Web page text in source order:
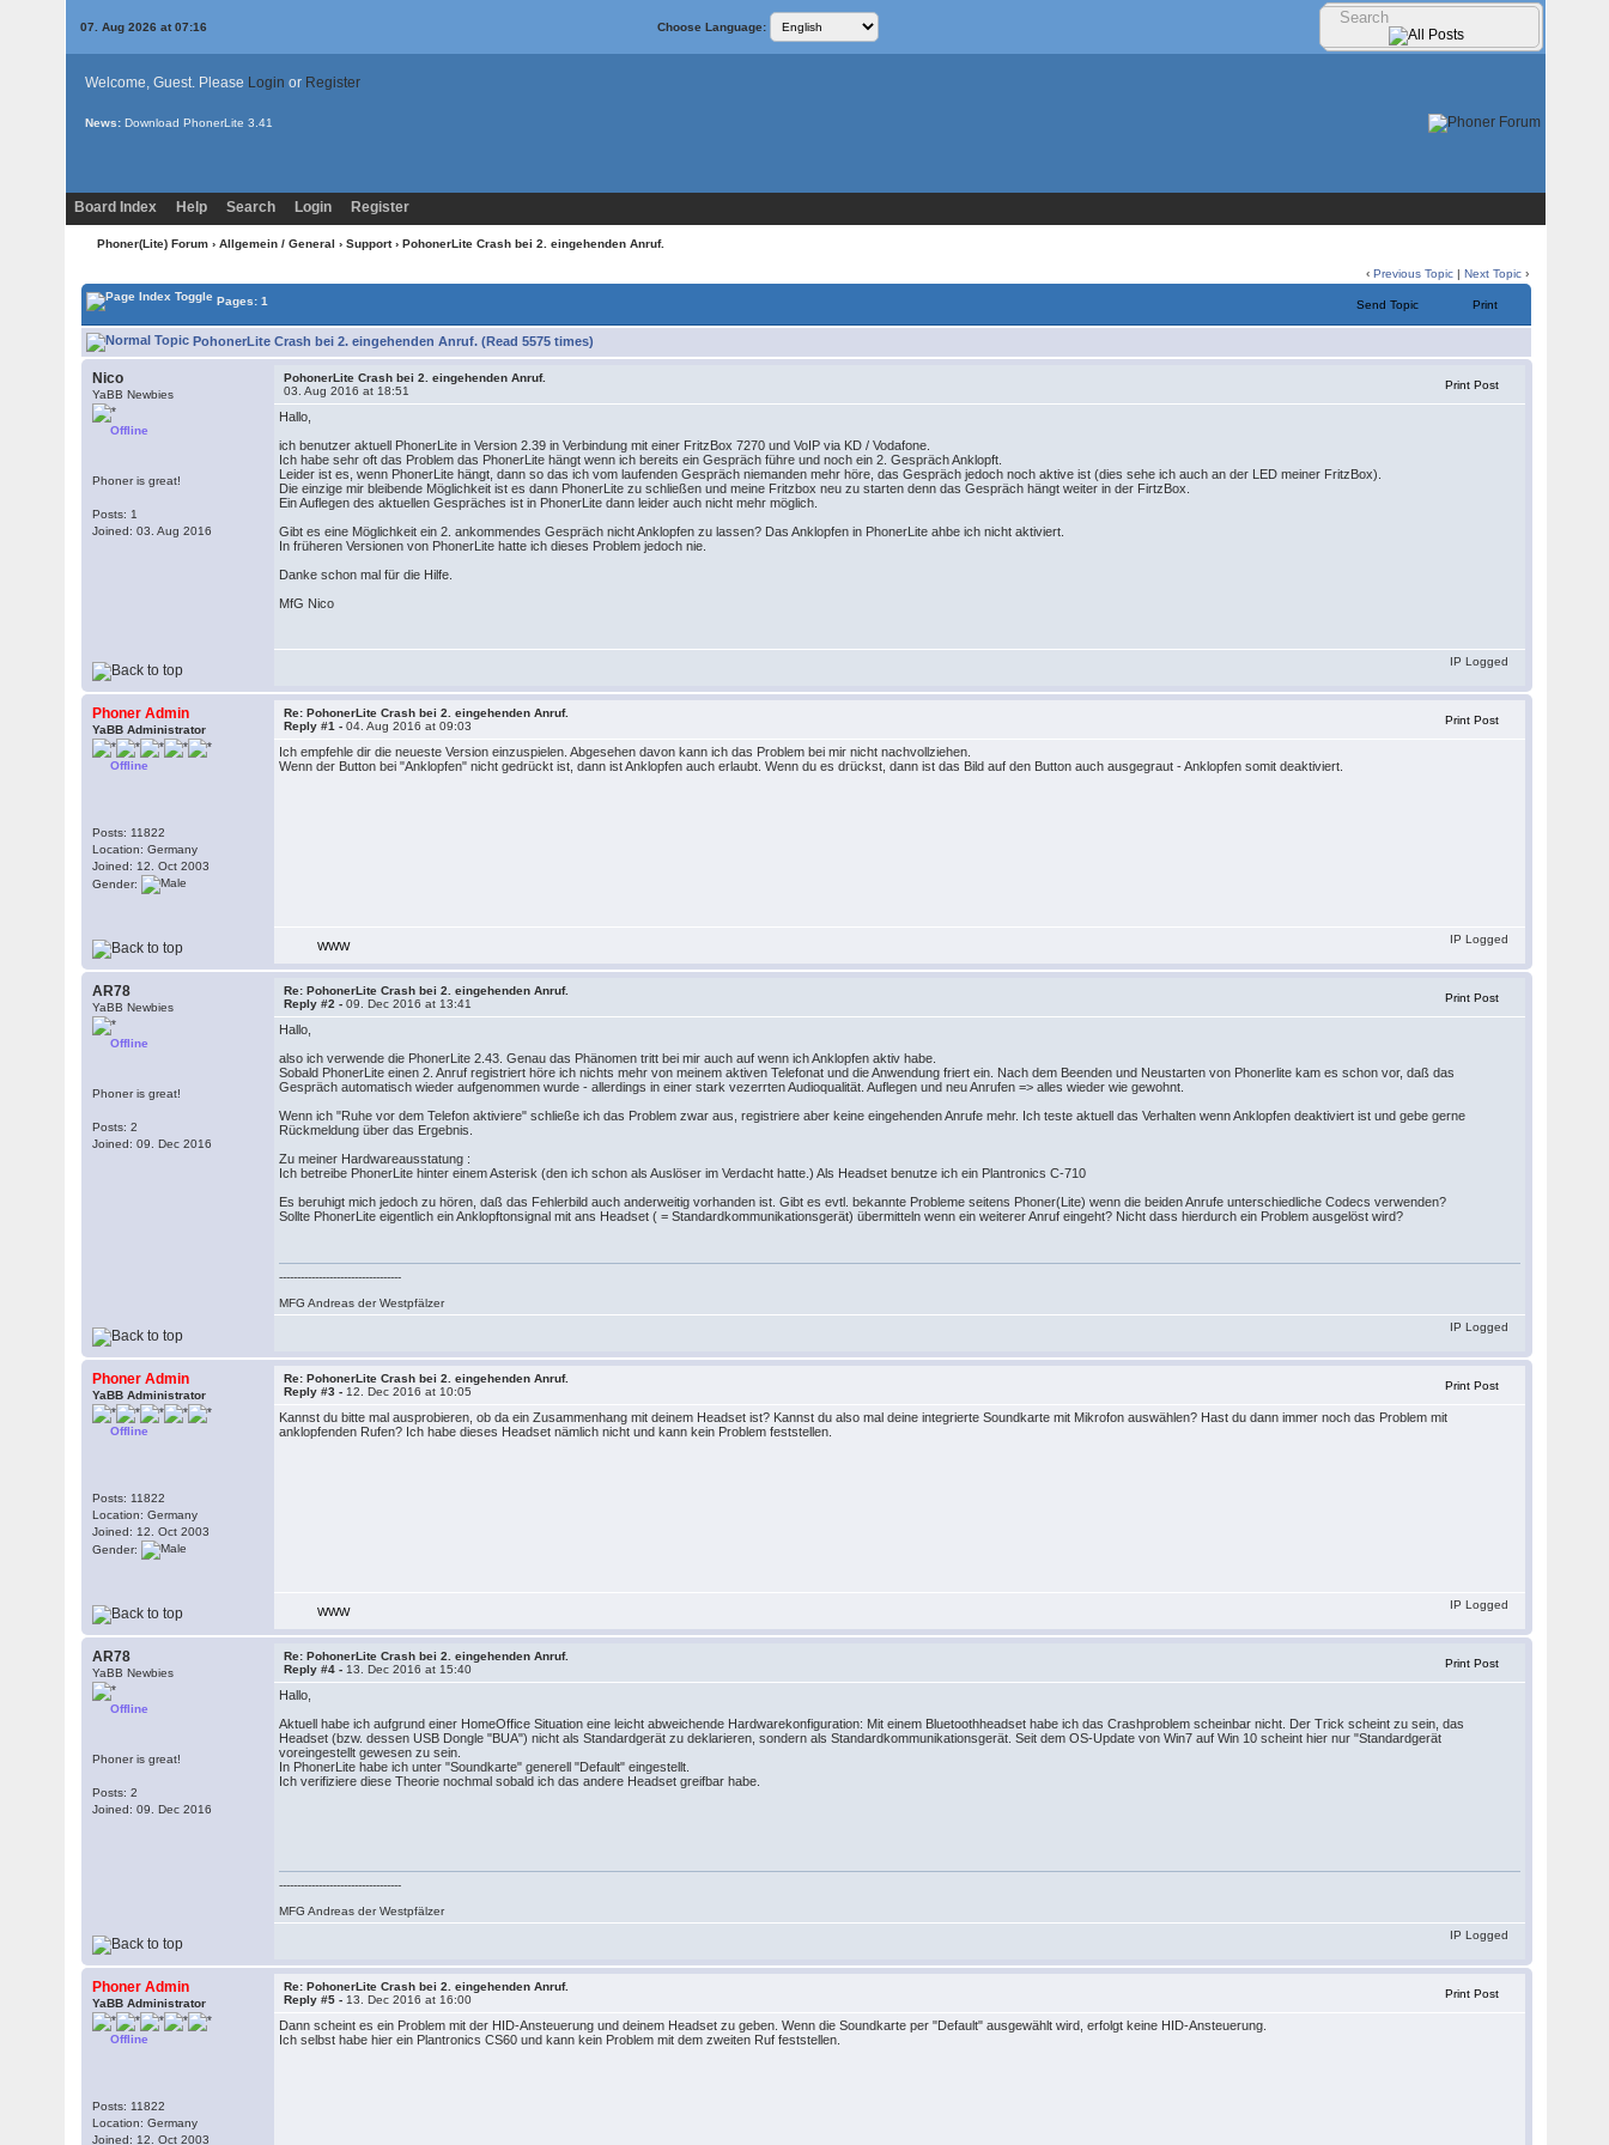
07. Aug 2026 at 07:16 Choose Language:
Welcome, Guest. Please Login or Register
News: Download PhonerLite 3.41
Board Index Help Search Login Register
Phoner(Lite) Forum › Allgemein / General › Support› PohonerLite Crash bei 2. eingehenden Anruf.
‹Previous Topic |Next Topic ›
Pages: 1 Send Topic Print
PohonerLite Crash bei 2. eingehenden Anruf. (Read 5575 times)
Nico
YaBB Newbies
Offline
Phoner is great!
Posts: 1
Joined: 03. Aug 2016
PohonerLite Crash bei 2. eingehenden Anruf.
03. Aug 2016 at 18:51
Print Post
Hallo,
ich benutzer aktuell PhonerLite in Version 2.39 in Verbindung mit einer FritzBox 7270 und VoIP via KD / Vodafone.
Ich habe sehr oft das Problem das PhonerLite hängt wenn ich bereits ein Gespräch führe und noch ein 2. Gespräch Anklopft.
Leider ist es, wenn PhonerLite hängt, dann so das ich vom laufenden Gespräch niemanden mehr höre, das Gespräch jedoch noch aktive ist (dies sehe ich auch an der LED meiner FritzBox).
Die einzige mir bleibende Möglichkeit ist es dann PhonerLite zu schließen und meine Fritzbox neu zu starten denn das Gespräch hängt weiter in der FirtzBox.
Ein Auflegen des aktuellen Gespräches ist in PhonerLite dann leider auch nicht mehr möglich.
Gibt es eine Möglichkeit ein 2. ankommendes Gespräch nicht Anklopfen zu lassen? Das Anklopfen in PhonerLite ahbe ich nicht aktiviert.
In früheren Versionen von PhonerLite hatte ich dieses Problem jedoch nie.
Danke schon mal für die Hilfe.
MfG Nico
IP Logged
Phoner Admin
YaBB Administrator
Offline
Posts: 11822
Location: Germany
Joined: 12. Oct 2003
Gender:
Re: PohonerLite Crash bei 2. eingehenden Anruf.
Reply #1 -04. Aug 2016 at 09:03 Print Post
Ich empfehle dir die neueste Version einzuspielen. Abgesehen davon kann ich das Problem bei mir nicht nachvollziehen.
Wenn der Button bei "Anklopfen" nicht gedrückt ist, dann ist Anklopfen auch erlaubt. Wenn du es drückst, dann ist das Bild auf den Button auch ausgegraut - Anklopfen somit deaktiviert.
WWW
IP Logged
AR78
YaBB Newbies
Offline
Phoner is great!
Posts: 2
Joined: 09. Dec 2016
Re: PohonerLite Crash bei 2. eingehenden Anruf.
Reply #2 -09. Dec 2016 at 13:41 Print Post
Hallo,
also ich verwende die PhonerLite 2.43. Genau das Phänomen tritt bei mir auch auf wenn ich Anklopfen aktiv habe.
Sobald PhonerLite einen 2. Anruf registriert höre ich nichts mehr von meinem aktiven Telefonat und die Anwendung friert ein. Nach dem Beenden und Neustarten von Phonerlite kam es schon vor, daß das
Gespräch automatisch wieder aufgenommen wurde - allerdings in einer stark vezerrten Audioqualität. Auflegen und neu Anrufen => alles wieder wie gewohnt.
Wenn ich "Ruhe vor dem Telefon aktiviere" schließe ich das Problem zwar aus, registriere aber keine eingehenden Anrufe mehr. Ich teste aktuell das Verhalten wenn Anklopfen deaktiviert ist und gebe gerne
Rückmeldung über das Ergebnis.
Zu meiner Hardwareausstatung :
Ich betreibe PhonerLite hinter einem Asterisk (den ich schon als Auslöser im Verdacht hatte.) Als Headset benutze ich ein Plantronics C-710
Es beruhigt mich jedoch zu hören, daß das Fehlerbild auch anderweitig vorhanden ist. Gibt es evtl. bekannte Probleme seitens Phoner(Lite) wenn die beiden Anrufe unterschiedliche Codecs verwenden?
Sollte PhonerLite eigentlich ein Anklopftonsignal mit ans Headset ( = Standardkommunikationsgerät) übermitteln wenn ein weiterer Anruf eingeht? Nicht dass hierdurch ein Problem ausgelöst wird?
----------------------------------
MFG Andreas der Westpfälzer
IP Logged
Phoner Admin
YaBB Administrator
Offline
Posts: 11822
Location: Germany
Joined: 12. Oct 2003
Gender:
Re: PohonerLite Crash bei 2. eingehenden Anruf.
Reply #3 - 12. Dec 2016 at 10:05 Print Post
Kannst du bitte mal ausprobieren, ob da ein Zusammenhang mit deinem Headset ist? Kannst du also mal deine integrierte Soundkarte mit Mikrofon auswählen? Hast du dann immer noch das Problem mit
anklopfenden Rufen? Ich habe dieses Headset nämlich nicht und kann kein Problem feststellen.
WWW
IP Logged
AR78
YaBB Newbies
Offline
Phoner is great!
Posts: 2
Joined: 09. Dec 2016
Re: PohonerLite Crash bei 2. eingehenden Anruf.
Reply #4 - 13. Dec 2016 at 15:40 Print Post
Hallo,
Aktuell habe ich aufgrund einer HomeOffice Situation eine leicht abweichende Hardwarekonfiguration: Mit einem Bluetoothheadset habe ich das Crashproblem scheinbar nicht. Der Trick scheint zu sein, das
Headset (bzw. dessen USB Dongle "BUA") nicht als Standardgerät zu deklarieren, sondern als Standardkommunikationsgerät. Seit dem OS-Update von Win7 auf Win 10 scheint hier nur "Standardgerät
voreingestellt gewesen zu sein.
In PhonerLite habe ich unter "Soundkarte" generell "Default" eingestellt.
Ich verifiziere diese Theorie nochmal sobald ich das andere Headset greifbar habe.
----------------------------------
MFG Andreas der Westpfälzer
IP Logged
Phoner Admin
YaBB Administrator
Offline
Posts: 11822
Location: Germany
Joined: 12. Oct 2003
Re: PohonerLite Crash bei 2. eingehenden Anruf.
Reply #5 - 13. Dec 2016 at 16:00 Print Post
Dann scheint es ein Problem mit der HID-Ansteuerung und deinem Headset zu geben. Wenn die Soundkarte per "Default" ausgewählt wird, erfolgt keine HID-Ansteuerung.
Ich selbst habe hier ein Plantronics CS60 und kann kein Problem mit dem zweiten Ruf feststellen.